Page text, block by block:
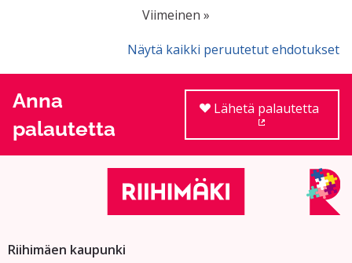
Viimeinen »
Näytä kaikki peruutetut ehdotukset
Anna
palautetta
Lähetä palautetta
Riihimäen kaupunki